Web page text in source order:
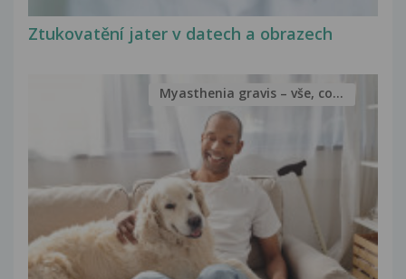
Ztukovatění jater v datech a obrazech
Myasthenia gravis – vše, co...